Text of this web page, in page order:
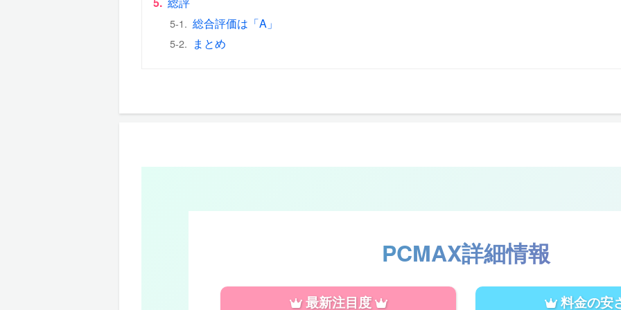
5-1. 総合評価は「A」
5-2. まとめ
PCMAX詳細情報
最新注目度 料金の安